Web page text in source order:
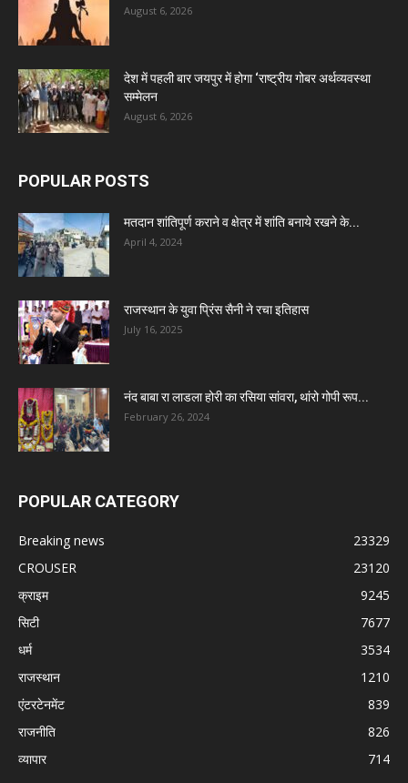
August 6, 2026
देश में पहली बार जयपुर में होगा ‘राष्ट्रीय गोबर अर्थव्यवस्था
सम्मेलन
August 6, 2026
POPULAR POSTS
मतदान शांतिपूर्ण कराने व क्षेत्र में शांति बनाये रखने के...
April 4, 2024
राजस्थान के युवा प्रिंस सैनी ने रचा इतिहास
July 16, 2025
नंद बाबा रा लाडला होरी का रसिया सांवरा, थांरो गोपी रूप...
February 26, 2024
POPULAR CATEGORY
Breaking news
23329
CROUSER
23120
क्राइम
9245
सिटी
7677
धर्म
3534
राजस्थान
1210
एंटरटेनमेंट
839
राजनीति
826
व्यापार
714